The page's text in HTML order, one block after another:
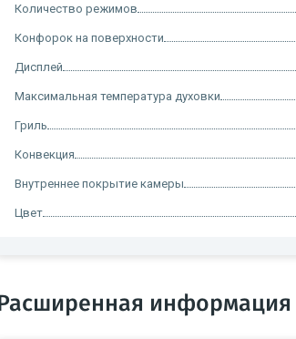
Количество режимов
Конфорок на поверхности
Дисплей
Максимальная температура духовки
Гриль
Конвекция
Внутреннее покрытие камеры
Цвет
Расширенная информация